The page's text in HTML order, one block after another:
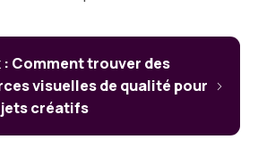
: Comment trouver des
visuelles de qualité pour
créatifs